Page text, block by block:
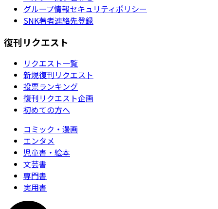
グループ情報セキュリティポリシー
SNK著者連絡先登録
復刊リクエスト
リクエスト一覧
新規復刊リクエスト
投票ランキング
復刊リクエスト企画
初めての方へ
コミック・漫画
エンタメ
児童書・絵本
文芸書
専門書
実用書